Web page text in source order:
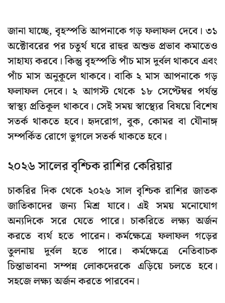
জানা যাচ্ছে, বৃহস্পতি আপনাকে গড় ফলাফল দেবে। ৩১
অক্টোবরের পর চতুর্থ ঘরে রাহুর অশুভ প্রভাব কমাতেও
সাহায্য করবে। কিন্তু বৃহস্পতি পাঁচ মাস দুর্বল থাকবে এবং
পাঁচ মাস অনুকূলে থাকবে। বাকি ২ মাস আপনাকে গড়
ফলাফল দেবে। ২ আগস্ট থেকে ১৮ সেপ্টেম্বর পর্যন্ত
স্বাস্থ্য প্রতিকূল থাকবে। সেই সময় স্বাস্থ্যের বিষয়ে বিশেষ
সতর্ক থাকতে হবে। হৃদরোগ, বুক, কোমর বা যৌনাঙ্গ
সম্পর্কিত রোগে ভুগলে সতর্ক থাকতে হবে।
২০২৬ সালের বৃশ্চিক রাশির কেরিয়ার
চাকরির দিক থেকে ২০২৬ সাল বৃশ্চিক রাশির জাতক
জাতিকাদের জন্য মিশ্র যাবে। এই সময় মনোযোগ
অন্যদিকে সরে যেতে পারে। চাকরিতে লক্ষ্য অর্জন
করতে ব্যর্থ হতে পারেন। কর্মক্ষেত্রে ফলাফল গড়ের
তুলনায় দুর্বল হতে পারে। কর্মক্ষেত্রে নেতিবাচক
চিন্তাভাবনা সম্পন্ন লোকদেরকে এড়িয়ে চলতে হবে।
সহজে লক্ষ্য অর্জন করতে পারবেন।